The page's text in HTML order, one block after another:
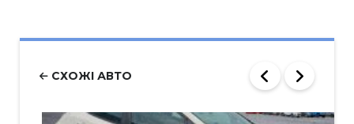
СХОЖІ АВТО